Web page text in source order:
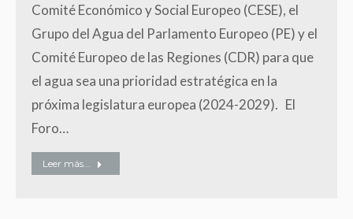
Comité Económico y Social Europeo (CESE), el
Grupo del Agua del Parlamento Europeo (PE) y el
Comité Europeo de las Regiones (CDR) para que
el agua sea una prioridad estratégica en la
próxima legislatura europea (2024-2029). El
Foro…
Leer más...